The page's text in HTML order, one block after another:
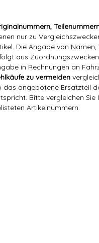
nur zu
Die Angabe von
aus
in Rechnungen an
zu vermeiden
das angebotene Ersatzteil
Bitte vergleichen Sie
Artikelnummern.